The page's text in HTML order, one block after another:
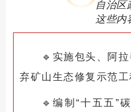
自治区
这些内
🔹 实施包头、阿
弃矿山生态修复示范
🔹编制“十五五”